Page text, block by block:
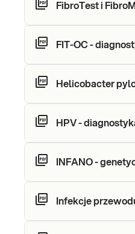
FibroTest i
FIT-OC -
Helicobacter
HPV -
INFANO -
Infekcje